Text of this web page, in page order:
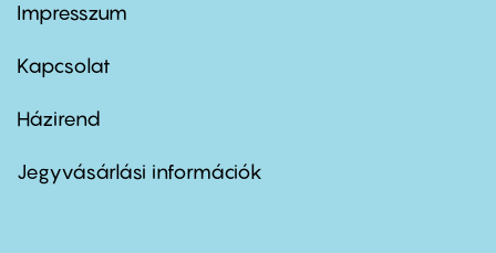
Footer
first
Impresszum
Kapcsolat
Footer
second
Házirend
Jegyvásárlási információk